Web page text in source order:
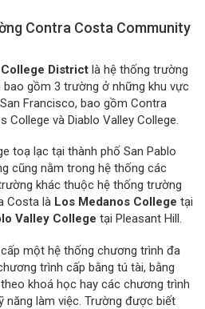
Contra Costa Community
District là hệ thống trường
gồm 3 trường ở những khu vực
Francisco, bao gồm Contra
College và Diablo Valley College.
toạ lạc tại thành phố San Pablo
cũng nằm trong hệ thống các
khác thuộc hệ thống trường
Costa là Los Medanos College tại
Valley College tại Pleasant Hill.
một hệ thống chương trình đa
trình cấp bằng tú tài, bằng
khoá học hay các chương trình
năng làm việc. Trường được biết